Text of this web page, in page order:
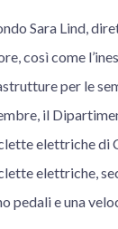
Sara Lind,
così come
per le
il
elettriche di
elettriche,
pedali e una